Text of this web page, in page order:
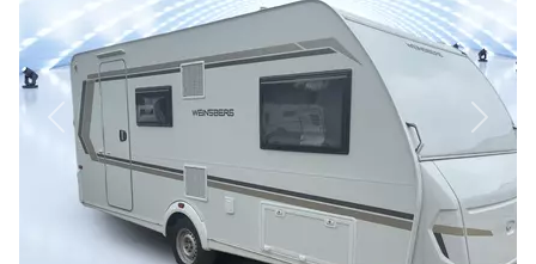
Previous Next